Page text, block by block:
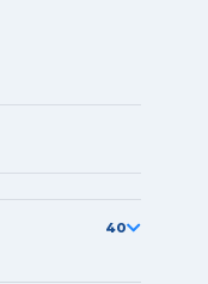
40